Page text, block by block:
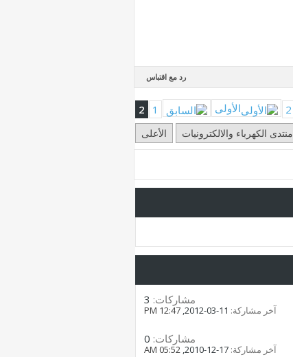
رد مع اقتباس
الأولى 1
2
منتدى الكهرباء والالكترونيات الأعلى
مشاركات:
آخر مشاركة: 12:47 PM
مشاركات:
آخر مشاركة: 05:52 AM